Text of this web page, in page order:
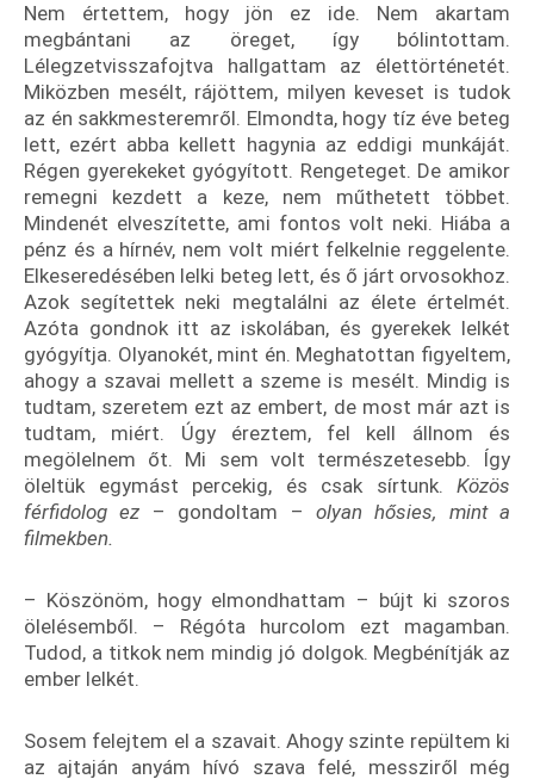
Nem értettem, hogy jön ez ide. Nem akartam
megbántani az öreget, így bólintottam.
Lélegzetvisszafojtva hallgattam az élettörténetét.
Miközben mesélt, rájöttem, milyen keveset is tudok
az én sakkmesteremről. Elmondta, hogy tíz éve beteg
lett, ezért abba kellett hagynia az eddigi munkáját.
Régen gyerekeket gyógyított. Rengeteget. De amikor
remegni kezdett a keze, nem műthetett többet.
Mindenét elveszítette, ami fontos volt neki. Hiába a
pénz és a hírnév, nem volt miért felkelnie reggelente.
Elkeseredésében lelki beteg lett, és ő járt orvosokhoz.
Azok segítettek neki megtalálni az élete értelmét.
Azóta gondnok itt az iskolában, és gyerekek lelkét
gyógyítja. Olyanokét, mint én. Meghatottan figyeltem,
ahogy a szavai mellett a szeme is mesélt. Mindig is
tudtam, szeretem ezt az embert, de most már azt is
tudtam, miért. Úgy éreztem, fel kell állnom és
megölelnem őt. Mi sem volt természetesebb. Így
öleltük egymást percekig, és csak sírtunk. Közös
férfidolog ez – gondoltam – olyan hősies, mint a
filmekben.
– Köszönöm, hogy elmondhattam – bújt ki szoros
ölelésemből. – Régóta hurcolom ezt magamban.
Tudod, a titkok nem mindig jó dolgok. Megbénítják az
ember lelkét.
Sosem felejtem el a szavait. Ahogy szinte repültem ki
az ajtaján anyám hívó szava felé, messziről még